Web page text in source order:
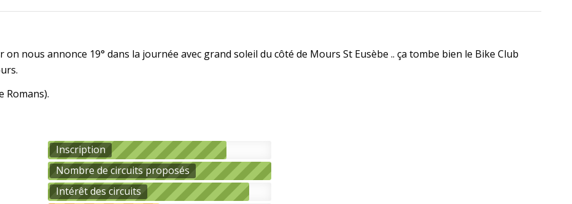
nous annonce 19° dans la journée avec grand soleil du côté de Mours St Eusèbe .. ça tombe bien le Bike Club
Romans).
Inscription
Nombre de circuits proposés
Intérêt des circuits